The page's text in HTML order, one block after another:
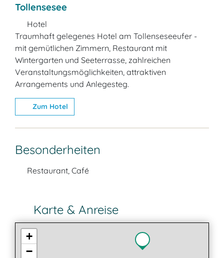
Tollensesee
Hotel
Traumhaft gelegenes Hotel am Tollenseseeufer -
mit gemütlichen Zimmern, Restaurant mit
Wintergarten und Seeterrasse, zahlreichen
Veranstaltungsmöglichkeiten, attraktiven
Arrangements und Anlegesteg.
Zum Hotel
Besonderheiten
Restaurant, Café
Karte & Anreise
+
−